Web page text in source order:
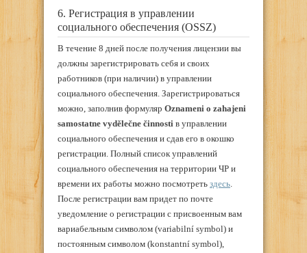
6. Регистрация в управлении
социального обеспечения (OSSZ)
В течение 8 дней после получения лицензии вы
должны зарегистрировать себя и своих
работников (при наличии) в управлении
социального обеспечения. Зарегистрироваться
можно, заполнив формуляр Oznameni o zahajeni
samostatne vydělečne činnosti в управлении
социального обеспечения и сдав его в окошко
регистрации. Полный список управлений
социального обеспечения на территории ЧР и
времени их работы можно посмотреть здесь.
После регистрации вам придет по почте
уведомление о регистрации с присвоенным вам
вариабельным символом (variabilní symbol) и
постоянным символом (konstantní symbol),